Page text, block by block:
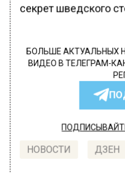
секрет шведского
БОЛЬШЕ АКТУАЛЬНЫХ
ВИДЕО В ТЕЛЕГРАМ-
НОВОСТИ ДЗЕН